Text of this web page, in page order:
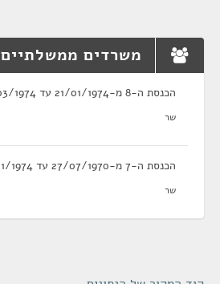
משרדים ממשלתיים
הכנסת ה-8 מ-21/01/1974 עד 10/03/1974
שר
הכנסת ה-7 מ-27/07/1970 עד 21/01/1974
שר